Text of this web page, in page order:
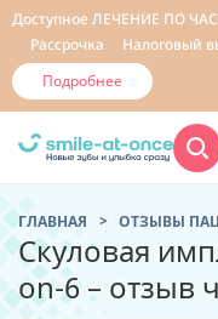
Доступное ЛЕЧЕНИЕ ПО
Рассрочка
Налоговый
Подробнее
ГЛАВНАЯ ОТЗЫВЫ
Скуловая
on-6 – отзыв